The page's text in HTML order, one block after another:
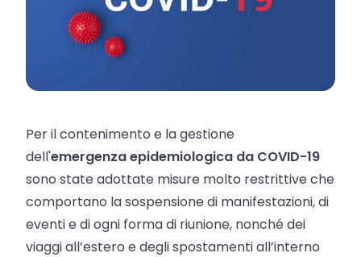
Per il contenimento e la gestione
dell'emergenza epidemiologica da COVID-19
sono state adottate misure molto restrittive che
comportano la sospensione di manifestazioni, di
eventi e di ogni forma di riunione, nonché dei
viaggi all’estero e degli spostamenti all’interno